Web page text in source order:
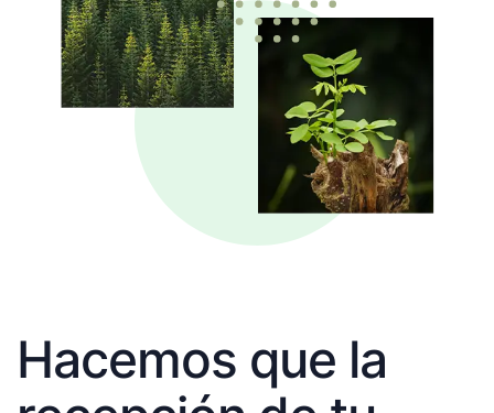
Hacemos que la